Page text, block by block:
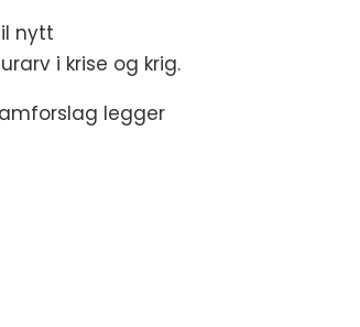
nytt
i krise og krig.
legger